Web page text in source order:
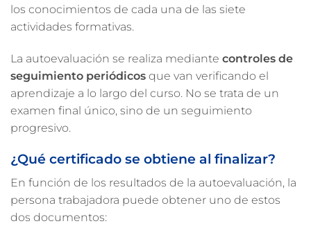
los conocimientos de cada una de las siete
actividades formativas.
La autoevaluación se realiza mediante controles de
seguimiento periódicos que van verificando el
aprendizaje a lo largo del curso. No se trata de un
examen final único, sino de un seguimiento
progresivo.
¿Qué certificado se obtiene al finalizar?
En función de los resultados de la autoevaluación, la
persona trabajadora puede obtener uno de estos
dos documentos: